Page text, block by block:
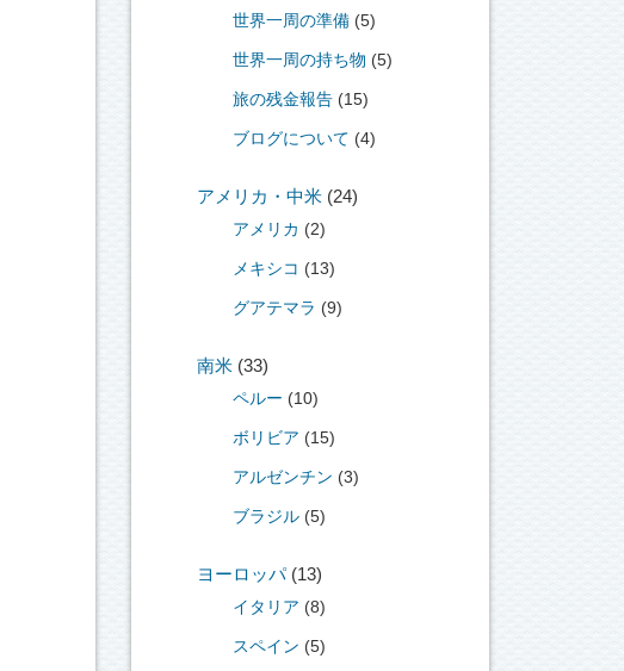
世界一周の準備 (5)
世界一周の持ち物 (5)
旅の残金報告 (15)
ブログについて (4)
アメリカ・中米 (24)
アメリカ (2)
メキシコ (13)
グアテマラ (9)
南米 (33)
ペルー (10)
ボリビア (15)
アルゼンチン (3)
ブラジル (5)
ヨーロッパ(13)
イタリア (8)
スペイン (5)